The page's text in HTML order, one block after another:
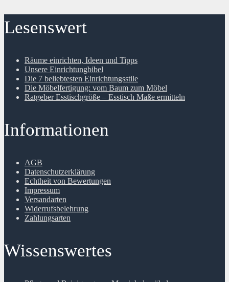
Lesenswert
Räume einrichten, Ideen und Tipps
Unsere Einrichtungbibel
Die 7 beliebtesten Einrichtungsstile
Die Möbelfertigung: vom Baum zum Möbel
Ratgeber Esstischgröße – Esstisch Maße ermitteln
Informationen
AGB
Datenschutzerklärung
Echtheit von Bewertungen
Impressum
Versandarten
Widerrufsbelehrung
Zahlungsarten
Wissenswertes